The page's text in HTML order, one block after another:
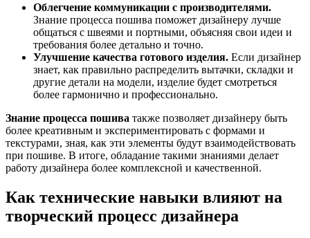
Облегчение коммуникации с производителями.
Знание процесса пошива поможет дизайнеру лучше
общаться с швеями и портными, объясняя свои идеи и
требования более детально и точно.
Улучшение качества готового изделия. Если дизайнер
знает, как правильно распределить вытачки, складки и
другие детали на модели, изделие будет смотреться
более гармонично и профессионально.
Знание процесса пошива также позволяет дизайнеру быть
более креативным и экспериментировать с формами и
текстурами, зная, как эти элементы будут взаимодействовать
при пошиве. В итоге, обладание такими знаниями делает
работу дизайнера более комплексной и качественной.
Как технические навыки влияют на
творческий процесс дизайнера